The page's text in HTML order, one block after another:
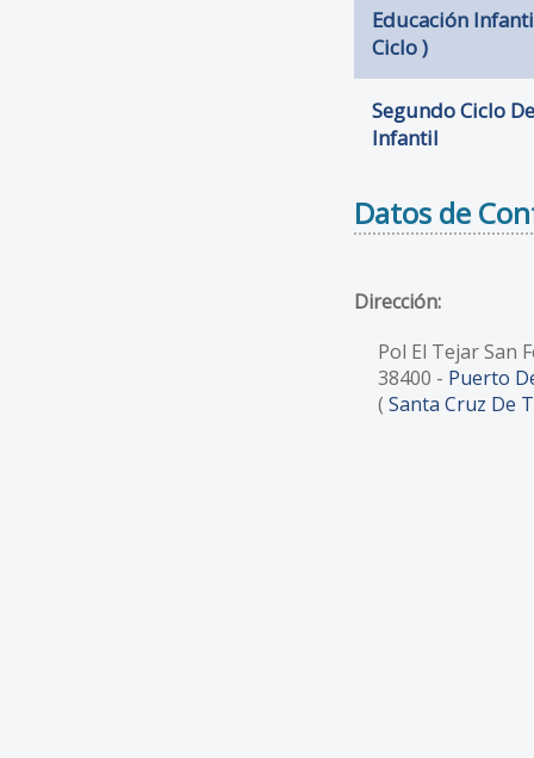
Educación
Ciclo )
Segundo Ciclo
Infantil
Datos de
Dirección:
Pol El Tejar San
38400 - Puerto
( Santa Cruz De